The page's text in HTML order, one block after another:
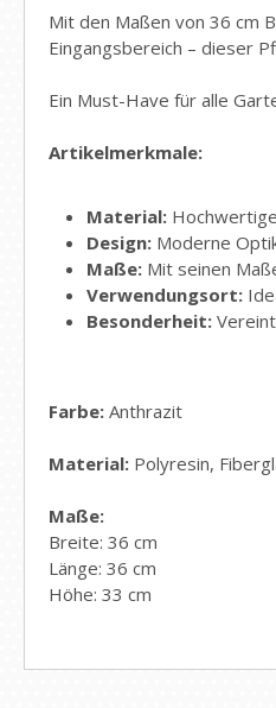
Mit den Maßen von 36 cm
Eingangsbereich – dieser
Ein Must-Have für alle
Artikelmerkmale:
Material:
Design: Moderne
Maße: Mit seinen
Verwendungsort:
Besonderheit:
Farbe: Anthrazit
Material: Polyresin,
Maße:
Breite: 36 cm
Länge: 36 cm
Höhe: 33 cm